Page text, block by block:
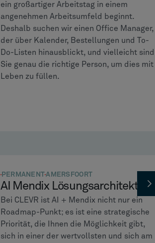
ein großartiger Arbeitstag in einem
angenehmen Arbeitsumfeld beginnt.
Deshalb suchen wir einen Office Manager,
der über Kalender, Bestellungen und To-
Do-Listen hinausblickt, und vielleicht sind
Sie genau die richtige Person, um dies mit
Leben zu füllen.
PERMANENTAMERSFOORT
AI Mendix Lösungsarchitekt
Bei CLEVR ist AI + Mendix nicht nur ein
Roadmap-Punkt; es ist eine strategische
Priorität, die Ihnen die Möglichkeit gibt,
sich in einer der wertvollsten und sich am